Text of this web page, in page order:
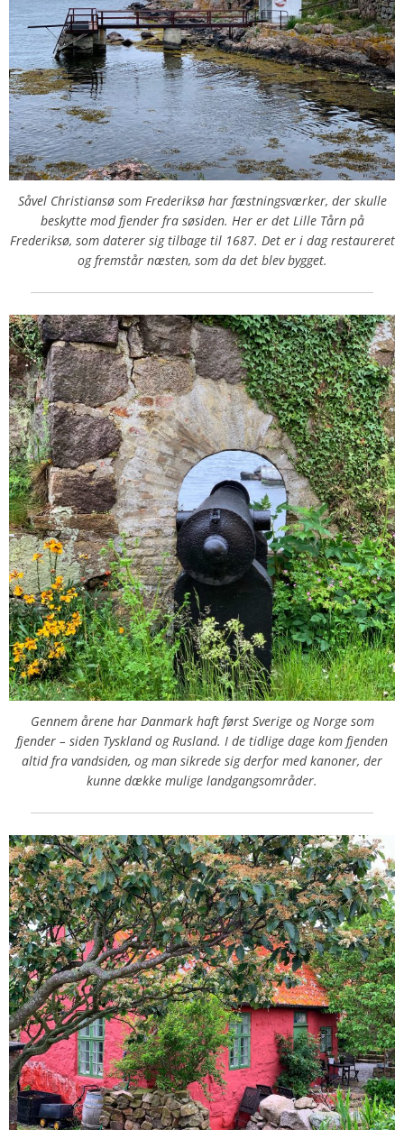
Såvel Christiansø som Frederiksø har fæstningsværker, der skulle
beskytte mod fjender fra søsiden. Her er det Lille Tårn på
Frederiksø, som daterer sig tilbage til 1687. Det er i dag restaureret
og fremstår næsten, som da det blev bygget.
Gennem årene har Danmark haft først Sverige og Norge som
fjender – siden Tyskland og Rusland. I de tidlige dage kom fjenden
altid fra vandsiden, og man sikrede sig derfor med kanoner, der
kunne dække mulige landgangsområder.